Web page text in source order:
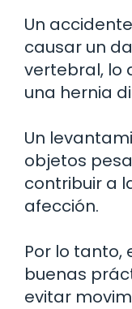
Un
causar un
vertebral, lo
una hernia
Un
objetos
contribuir a
afección.
Por lo
buenas
evitar